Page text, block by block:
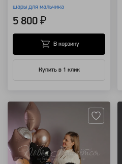
шары для мальчика
5 800 ₽
Купить в 1 клик
В корзину